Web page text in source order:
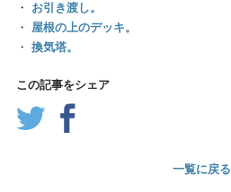
・
お引き渡し。
・
屋根の上のデッキ。
・ 換気塔。
この記事をシェア
一覧に戻る